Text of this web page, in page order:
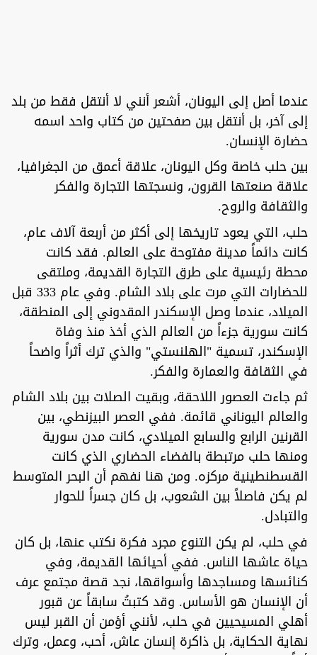
عندما أصل إلى اليونان، أشعر أنني لا أنتقل فقط من بلد
إلى آخر، بل أنتقل بين صفحتين من كتاب واحد اسمه
حضارة الإنسان.
بين حلب خاصة وكل اليونان، علاقة أعمق من الجغرافيا،
علاقة صنعتها القرون، ونسجتها التجارة والفكر
والثقافة والروح.
حلب، التي يعود تاريخها إلى أكثر من أربعة آلاف عام،
كانت دائماً مدينة مفتوحة على العالم. فقد كانت
محطة رئيسية على طرق التجارة القديمة، وملتقى
للحضارات التي مرت على بلاد الشام. وفي عام 333 قبل
الميلاد، عندما وصل الإسكندر المقدوني إلى المنطقة،
كانت سورية جزءاً من العالم الذي أخذ منذ وفاة
الإسكندر، تسمية "الهلنستي" والذي ترك أثراً واضحاً
في الثقافة والعمارة والفكر.
ثم جاءت العصور اللاحقة، وبقيت الصلات بين بلاد الشام
والعالم اليوناني قائمة. ففي العصر البيزنطي، بين
القرنين الرابع والسابع الميلادي، كانت مدن سورية
ومنها حلب مرتبطة بالفضاء الحضاري الذي كانت
القسطنطينية مركزه. ومن هنا نفهم أن البحر المتوسط
لم يكن فاصلاً بين الشعوب، بل كان جسراً للحوار
والتبادل.
في حلب، لم يكن التنوع مجرد فكرة نكتب عنها، بل كان
حياة عاشها الناس. ففي أحيائها القديمة، وفي
كنائسها ومساجدها وأسواقها، نجد قصة مجتمع عرف
أن الإنسان هو الأساس. وقد كتبتُ سابقاً عن قبور
أهلي المسيحيين في حلب، لأنني أؤمن أن القبر ليس
نهاية الحكاية، بل ذاكرة إنسان عاش، أحب، وعمل، وترك